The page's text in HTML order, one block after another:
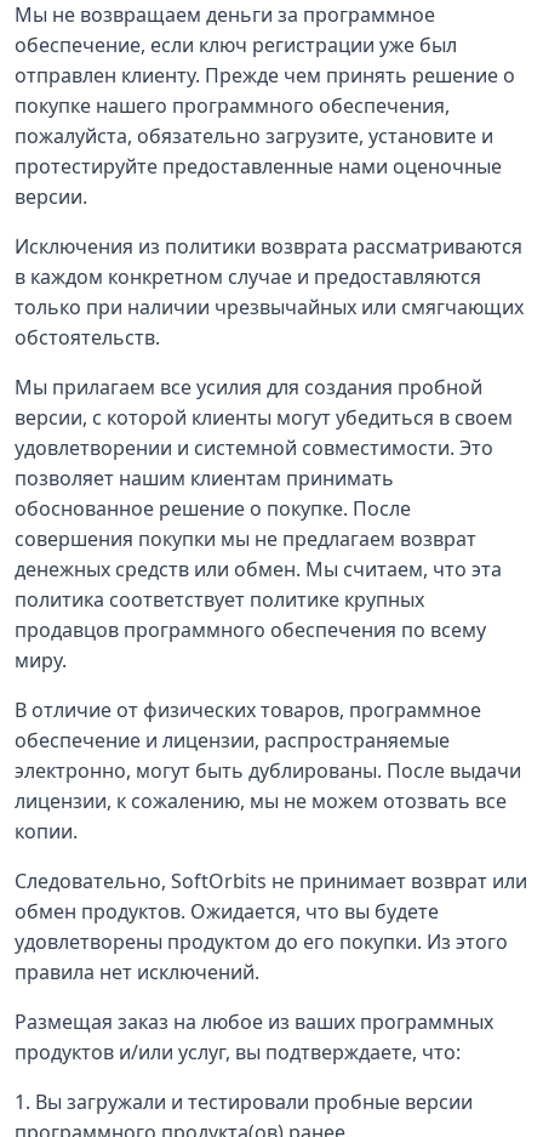
Мы не возвращаем деньги за программное
обеспечение, если ключ регистрации уже был
отправлен клиенту. Прежде чем принять решение о
покупке нашего программного обеспечения,
пожалуйста, обязательно загрузите, установите и
протестируйте предоставленные нами оценочные
версии.
Исключения из политики возврата рассматриваются
в каждом конкретном случае и предоставляются
только при наличии чрезвычайных или смягчающих
обстоятельств.
Мы прилагаем все усилия для создания пробной
версии, с которой клиенты могут убедиться в своем
удовлетворении и системной совместимости. Это
позволяет нашим клиентам принимать
обоснованное решение о покупке. После
совершения покупки мы не предлагаем возврат
денежных средств или обмен. Мы считаем, что эта
политика соответствует политике крупных
продавцов программного обеспечения по всему
миру.
В отличие от физических товаров, программное
обеспечение и лицензии, распространяемые
электронно, могут быть дублированы. После выдачи
лицензии, к сожалению, мы не можем отозвать все
копии.
Следовательно, SoftOrbits не принимает возврат или
обмен продуктов. Ожидается, что вы будете
удовлетворены продуктом до его покупки. Из этого
правила нет исключений.
Размещая заказ на любое из ваших программных
продуктов и/или услуг, вы подтверждаете, что:
1. Вы загружали и тестировали пробные версии